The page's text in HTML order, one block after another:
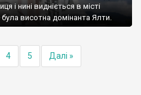
і нині видніється в місті
висотна домінанта Ялти.
4 5 Далі »